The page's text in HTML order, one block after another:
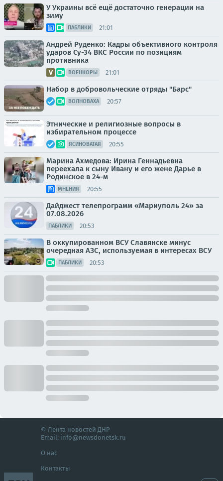
У Украины всё ещё достаточно генерации на
зиму
ПАБЛИКИ 21:01
Андрей Руденко: Кадры объективного контроля
ударов Су-34 ВКС России по позициям
противника
ВОЕНКОРЫ 21:01
Набор в добровольческие отряды "Барс"
ВОЛНОВАХА 20:57
Этнические и религиозные вопросы в
избирательном процессе
ЯСИНОВАТАЯ 20:55
Марина Ахмедова: Ирина Геннадьевна
переехала к сыну Ивану и его жене Дарье в
Родинское в 24-м
МНЕНИЯ 20:55
Дайджест телепрограмм «Мариуполь 24» за
07.08.2026
ПАБЛИКИ 20:53
В оккупированном ВСУ Славянске минус
очередная АЗС, используемая в интересах ВСУ
ПАБЛИКИ 20:53
© Лента новостей ДНР
Email: info@newsdonetsk.ru
О нас
Контакты